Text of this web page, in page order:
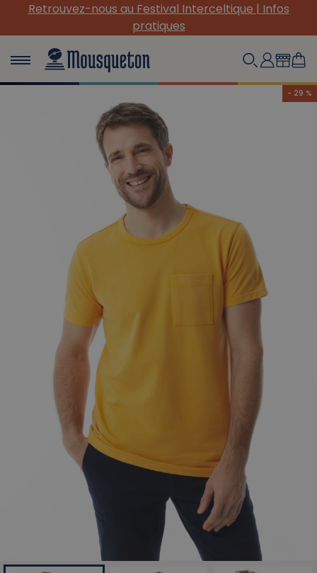
Retrouvez-nous au Festival Interceltique | Infos
pratiques
- 29 %